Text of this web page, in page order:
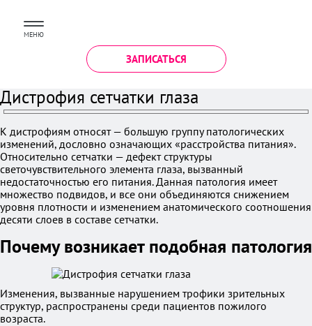
МЕНЮ
ЗАПИСАТЬСЯ
Дистрофия сетчатки глаза
К дистрофиям относят — большую группу патологических
изменений, дословно означающих «расстройства питания».
Относительно сетчатки — дефект структуры
светочувствительного элемента глаза, вызванный
недостаточностью его питания. Данная патология имеет
множество подвидов, и все они объединяются снижением
уровня плотности и изменением анатомического соотношения
десяти слоев в составе сетчатки.
Почему возникает подобная патология
Изменения, вызванные нарушением трофики зрительных
структур, распространены среди пациентов пожилого
возраста.